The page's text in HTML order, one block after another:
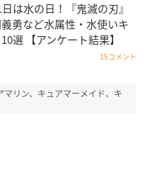
は水の日！『鬼滅の刃』
勇など水属性・水使いキ
選 【アンケート結果】
15コメント
リン、キュアマーメイド、キ